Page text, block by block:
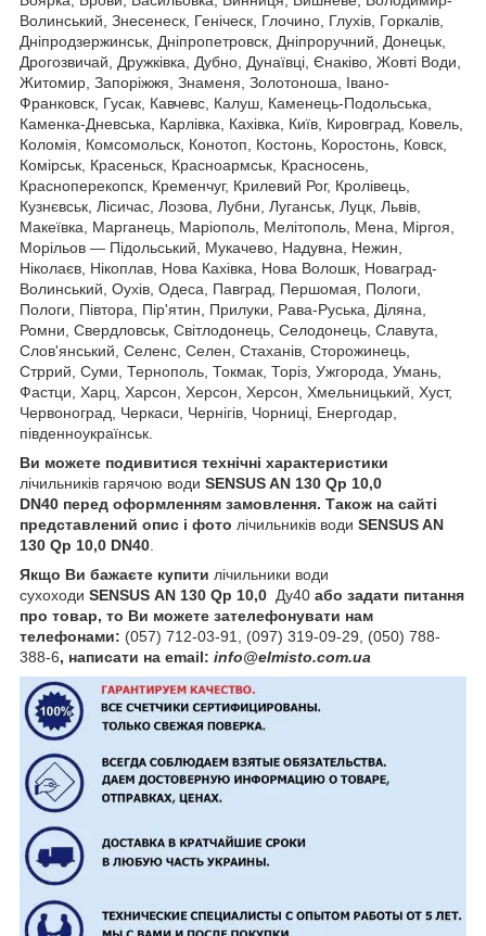
Волинський, Знесенеск, Геніческ, Глочино, Глухів, Горкалів,
Дніпродзержинськ, Дніпропетровск, Дніпроручний, Донецьк,
Дрогозвичай, Дружківка, Дубно, Дунаївці, Єнаківо, Жовті Води,
Житомир, Запоріжжя, Знаменя, Золотоноша, Івано-
Франковск, Гусак, Кавчевс, Калуш, Каменець-Подольська,
Каменка-Дневська, Карлівка, Кахівка, Київ, Кировград, Ковель,
Коломія, Комсомольск, Конотоп, Костонь, Коростонь, Ковск,
Комірськ, Красеньск, Красноармськ, Красносень,
Красноперекопск, Кременчуг, Крилевий Рог, Кролівець,
Кузнєвськ, Лісичас, Лозова, Лубни, Луганськ, Луцк, Львів,
Макеївка, Марганець, Маріополь, Мелітополь, Мена, Міргоя,
Морільов ― Підольський, Мукачево, Надувна, Нежин,
Ніколаєв, Нікоплав, Нова Кахівка, Нова Волошк, Новаград-
Волинський, Оухів, Одеса, Павград, Першомая, Пологи,
Пологи, Півтора, Пір'ятин, Прилуки, Рава-Руська, Діляна,
Ромни, Свердловськ, Світлодонець, Селодонець, Славута,
Слов'янський, Селенс, Селен, Стаханів, Сторожинець,
Стррий, Суми, Тернополь, Токмак, Торіз, Ужгорода, Умань,
Фастци, Харц, Харсон, Херсон, Херсон, Хмельницький, Хуст,
Червоноград, Черкаси, Чернігів, Чорниці, Енергодар,
південноукраїнськ.
Ви можете подивитися технічні характеристики
лічильників гарячою води SENSUSAN 130 Qp 10,0
DN40 перед оформленням замовлення. Також на сайті
представлений опис і фото лічильників води SENSUSAN
130 Qp 10,0 DN40.
Якщо Ви бажаєте купити лічильники води
сухоходи SENSUS AN 130 Qp 10,0 Ду40 або задати питання
про товар, то Ви можете зателефонувати нам
телефонами: (057) 712-03-91, (097) 319-09-29, (050) 788-
388-6, написати на email: info@elmisto.com.ua